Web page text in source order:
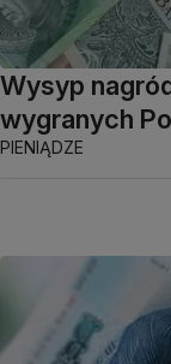
Wysyp
wygranych
PIENIĄDZE